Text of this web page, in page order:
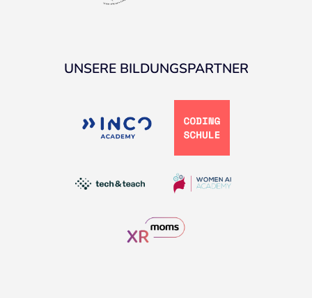
UNSERE BILDUNGSPARTNER